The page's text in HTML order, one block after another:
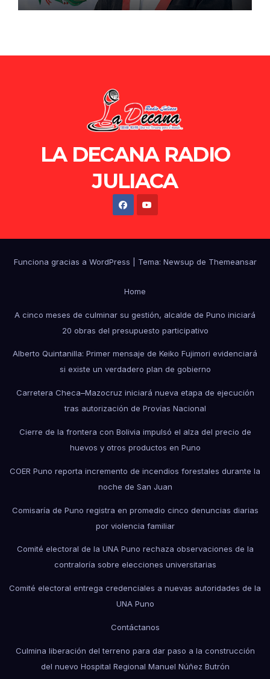
LA DECANA RADIO
JULIACA
Funciona gracias a WordPress Tema: Newsup de Themeansar
Home
A cinco meses de culminar su gestión, alcalde de Puno iniciará
20 obras del presupuesto participativo
Alberto Quintanilla: Primer mensaje de Keiko Fujimori evidenciará
si existe un verdadero plan de gobierno
Carretera Checa–Mazocruz iniciará nueva etapa de ejecución
tras autorización de Provías Nacional
Cierre de la frontera con Bolivia impulsó el alza del precio de
huevos y otros productos en Puno
COER Puno reporta incremento de incendios forestales durante la
noche de San Juan
Comisaría de Puno registra en promedio cinco denuncias diarias
por violencia familiar
Comité electoral de la UNA Puno rechaza observaciones de la
contraloría sobre elecciones universitarias
Comité electoral entrega credenciales a nuevas autoridades de la
UNA Puno
Contáctanos
Culmina liberación del terreno para dar paso a la construcción
del nuevo Hospital Regional Manuel Núñez Butrón